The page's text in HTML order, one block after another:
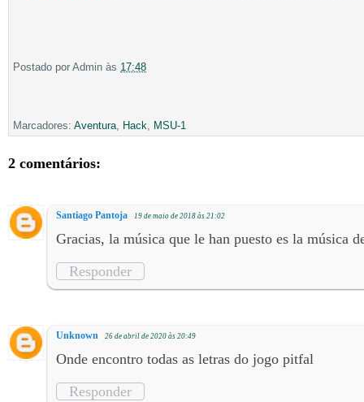
Postado por Admin às 17:48
Marcadores: Aventura Hack MSU-1
2 comentários:
Santiago Pantoja 19 de maio de 2018 às 21:02
Gracias, la música que le han puesto es la música
Responder
Unknown 26 de abril de 2020 às 20:49
Onde encontro todas as letras do jogo pitfal
Responder